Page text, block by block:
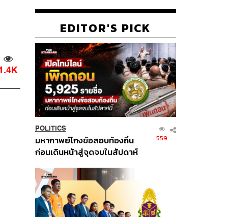
EDITOR'S PICK
POLITICS
มหากาพย์โกงข้อสอบท้องถิ่น
ก่อนเดินหน้าสู่จุดจบในสัปดาห์
559